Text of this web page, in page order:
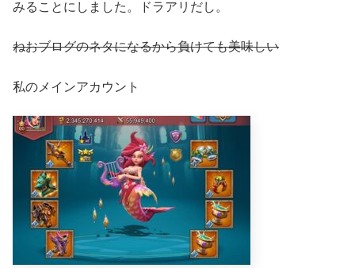
みることにしました。ドラアリだし。
ねおブログのネタになるから負けても美味しい
私のメインアカウント